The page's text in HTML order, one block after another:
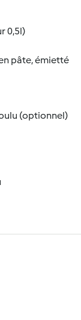
0,5l)
pâte, émietté
(optionnel)